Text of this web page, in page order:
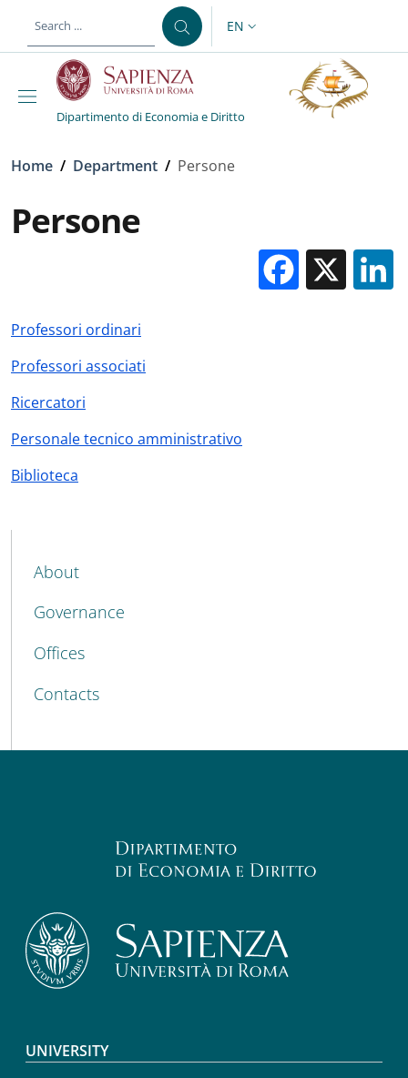
LANGUAGE SWITCHER:
EN
Dipartimento di Economia e Diritto
Breadcrumb
Home / Department / Persone
Persone
X
Professori ordinari
Professori associati
Ricercatori
Personale tecnico amministrativo
Biblioteca
MAIN NAVIGATION
About
Governance
Offices
Contacts
Footer menu
UNIVERSITY